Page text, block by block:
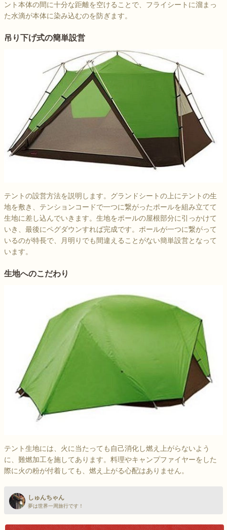
ント本体の間に十分な距離を空けることで、フライシートに溜まっ
た水滴が本体に染み込むのを防ぎます。
吊り下げ式の簡単設営
テントの設営方法を説明します。グランドシートの上にテントの生
地を敷き、テンションコードで一つに繋がったポールを組み立てて
生地に差し込んでいきます。生地をポールの屋根部分に引っかけて
いき、最後にペグダウンすれば完成です。ポールが一つに繋がって
いるのが特長で、月明りでも間違えることがない簡単設営となって
います。
生地へのこだわり
テント生地には、火に当たっても自己消化し燃え上がらないよう
に、難燃加工を施してあります。料理やキャンプファイヤーをした
際に火の粉が付着しても、燃え上がる心配はありません。
しゅんちゃん
夢は世界一周旅行です！